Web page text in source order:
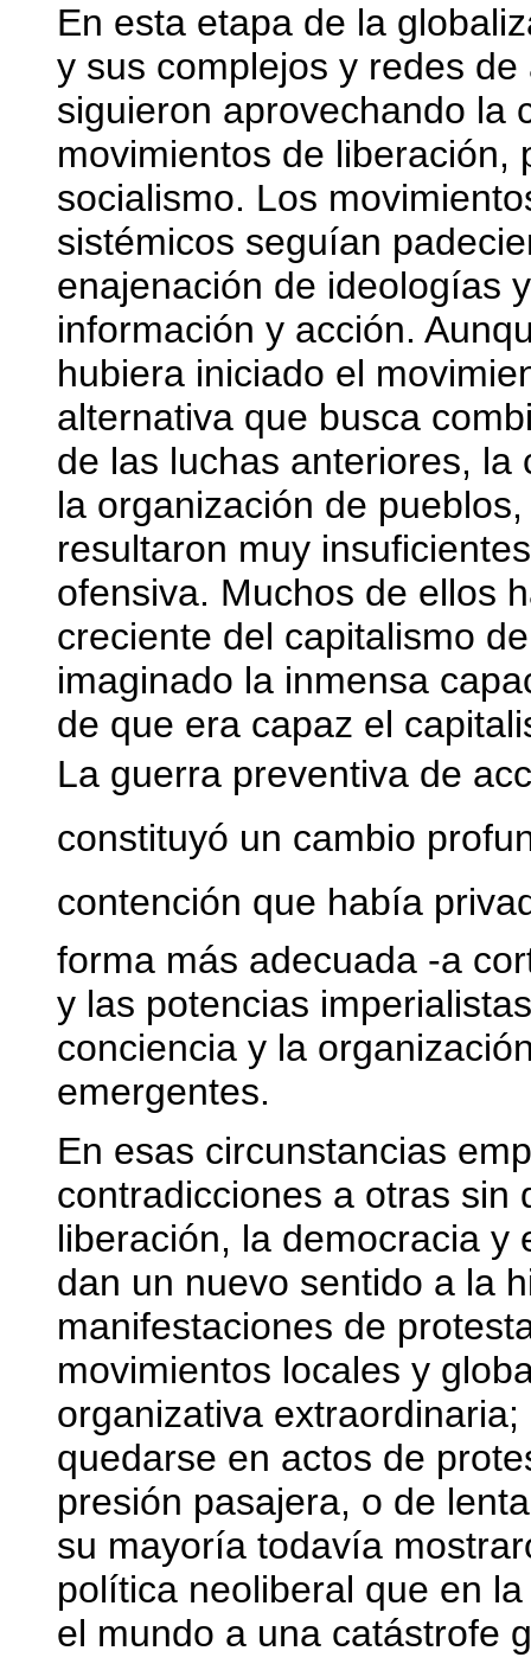
En esta etapa de la
y sus complejos y redes
siguieron aprovechando la
movimientos de liberación,
socialismo. Los
sistémicos seguían
enajenación de ideologías
información y acción.
hubiera iniciado el
alternativa que busca
de las luchas anteriores,
la organización de
resultaron muy
ofensiva. Muchos de ellos
creciente del capitalismo
imaginado la inmensa
de que era capaz el
La guerra preventiva de
constituyó un cambio
contención que había
forma más adecuada -a
y las potencias
conciencia y la
emergentes.
En esas circunstancias
contradicciones a otras sin
liberación, la democracia y
dan un nuevo sentido a la
manifestaciones de
movimientos locales y
organizativa
quedarse en actos de
presión pasajera, o de
su mayoría todavía
política neoliberal que en
el mundo a una catástrofe